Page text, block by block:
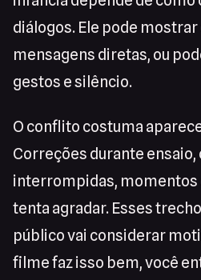
diálogos. Ele pode
mensagens diretas, ou
gestos e silêncio.
O conflito costuma
Correções durante ensaio,
interrompidas, momentos
tenta agradar. Esses
público vai considerar
filme faz isso bem, você